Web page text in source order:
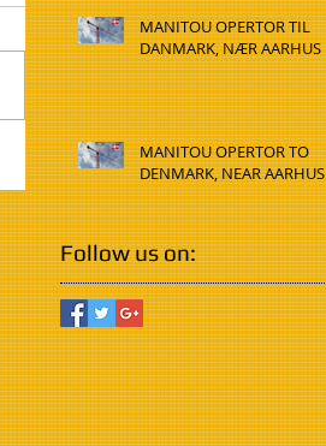
MANITOU OPERTOR TIL
DANMARK, NÆR AARHUS
MANITOU OPERTOR TO
DENMARK, NEAR AARHUS
Follow us on: